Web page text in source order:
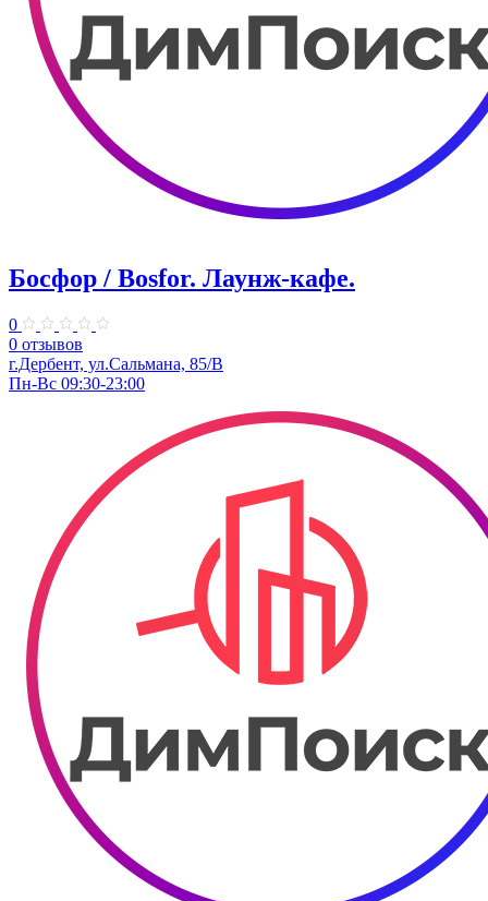
Босфор / Bosfor. ​Лаунж-кафе.
0
0 отзывов
г.Дербент, ул.​Сальмана, 85/В
Пн-Вс 09:30-23:00